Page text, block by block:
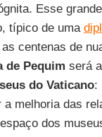
Esse
típico de uma
centenas de
de Pequim será
do Vaticano:
melhoria das
dos